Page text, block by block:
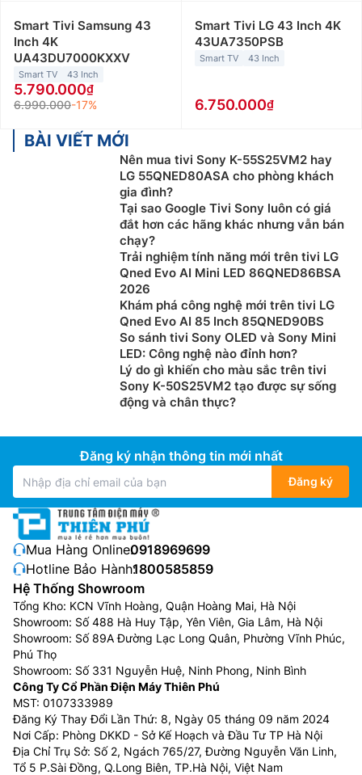
Smart Tivi Samsung 43
Inch 4K
UA43DU7000KXXV
Smart TV 43 Inch
5.790.000
6.990.000-17%
Smart Tivi LG 43 Inch 4K
43UA7350PSB
Smart TV 43 Inch
6.750.000
BÀI VIẾT MỚI
Nên mua tivi Sony K-55S25VM2 hay
LG 55QNED80ASA cho phòng khách
gia đình?
Tại sao Google Tivi Sony luôn có giá
đắt hơn các hãng khác nhưng vẫn bán
chạy?
Trải nghiệm tính năng mới trên tivi LG
Qned Evo AI Mini LED 86QNED86BSA
2026
Khám phá công nghệ mới trên tivi LG
Qned Evo AI 85 Inch 85QNED90BS
So sánh tivi Sony OLED và Sony Mini
LED: Công nghệ nào đỉnh hơn?
Lý do gì khiến cho màu sắc trên tivi
Sony K-50S25VM2 tạo được sự sống
động và chân thực?
Đăng ký nhận thông tin mới nhất
Đăng ký
Mua Hàng Online:0918969699
Hotline Bảo Hành:1800585859
Hệ Thống Showroom
Tổng Kho: KCN Vĩnh Hoàng, Quận Hoàng Mai, Hà Nội
Showroom: Số 488 Hà Huy Tập, Yên Viên, Gia Lâm, Hà Nội
Showroom: Số 89A Đường Lạc Long Quân, Phường Vĩnh Phúc,
Phú Thọ
Showroom: Số 331 Nguyễn Huệ, Ninh Phong, Ninh Bình
Công Ty Cổ Phần Điện Máy Thiên Phú
MST: 0107333989
Đăng Ký Thay Đổi Lần Thứ: 8, Ngày 05 tháng 09 năm 2024
Nơi Cấp: Phòng DKKD - Sở Kế Hoạch và Đầu Tư TP Hà Nội
Địa Chỉ Trụ Sở: Số 2, Ngách 765/27, Đường Nguyễn Văn Linh,
Tổ 5 P.Sài Đồng, Q.Long Biên, TP.Hà Nội, Việt Nam